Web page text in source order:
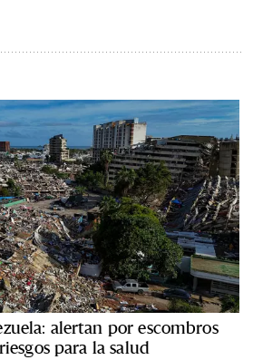
alertan por escombros
para la salud